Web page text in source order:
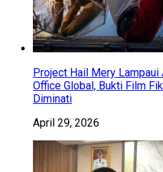
Project Hail Mery
Office Global, Bukti Film
Diminati
April 29, 2026